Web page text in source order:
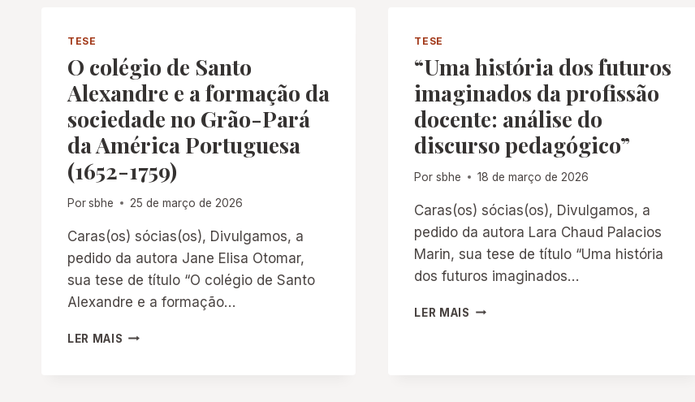
TESE
O colégio de Santo
Alexandre e a formação da
sociedade no Grão-Pará
da América Portuguesa
(1652-1759)
Porsbhe 25 de março de 2026
Caras(os) sócias(os), Divulgamos, a
pedido da autora Jane Elisa Otomar,
sua tese de título “O colégio de Santo
Alexandre e a formação…
LER MAIS O
TESE
“Uma história dos futuros
imaginados da profissão
docente: análise do
discurso pedagógico”
Por sbhe 18 de março de 2026
Caras(os) sócias(os), Divulgamos, a
pedido da autora Lara Chaud Palacios
Marin, sua tese de título “Uma história
dos futuros imaginados…
LER MAIS “UMA